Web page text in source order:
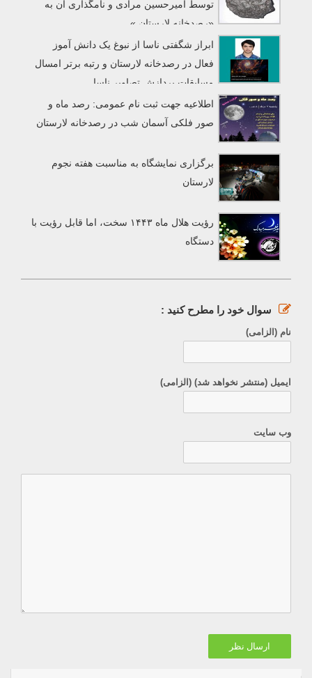
توسط امیرحسین مرادی و نامگذاری آن به
«رصدخانه لارستان »
ابراز شگفتی ناسا از نبوغ یک دانش آموز
فعال در رصدخانه لارستان و رتبه برتر امسال
مسابقات پردازش تصاویر ناسا
اطلاعیه جهت ثبت نام عمومی: رصد ماه و
صور فلکی آسمان شب در رصدخانه لارستان
برگزاری نمایشگاه به مناسبت هفته نجوم
لارستان
رؤیت هلال ماه ۱۴۴۳ سخت، اما قابل رؤیت با
دستگاه
سوال خود را مطرح کنید :
نام (الزامی)
ایمیل (منتشر نخواهد شد) (الزامی)
وب سایت